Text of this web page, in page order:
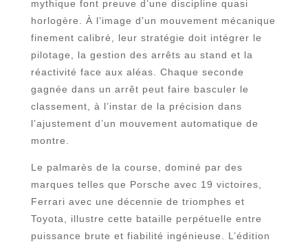
mythique font preuve d’une discipline quasi
horlogère. À l’image d’un mouvement mécanique
finement calibré, leur stratégie doit intégrer le
pilotage, la gestion des arrêts au stand et la
réactivité face aux aléas. Chaque seconde
gagnée dans un arrêt peut faire basculer le
classement, à l’instar de la précision dans
l’ajustement d’un mouvement automatique de
montre.
Le palmarès de la course, dominé par des
marques telles que Porsche avec 19 victoires,
Ferrari avec une décennie de triomphes et
Toyota, illustre cette bataille perpétuelle entre
puissance brute et fiabilité ingénieuse. L’édition